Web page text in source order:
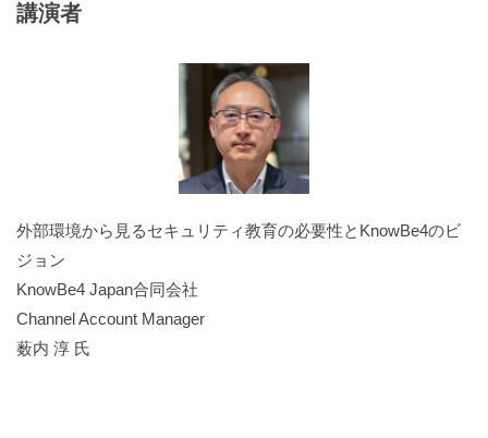
講演者
外部環境から見るセキュリティ教育の必要性とKnowBe4のビ
ジョン
KnowBe4 Japan合同会社
Channel Account Manager
薮内 淳 氏